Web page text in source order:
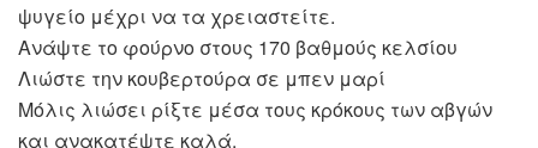
ψυγείο μέχρι να τα χρειαστείτε.
Ανάψτε το φούρνο στους 170 βαθμούς κελσίου
Λιώστε την κουβερτούρα σε μπεν μαρί
Μόλις λιώσει ρίξτε μέσα τους κρόκους των αβγών
και ανακατέψτε καλά.